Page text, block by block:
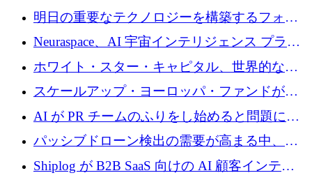
Modal Labsがロンドンオフィスを開設
明日の重要なテクノロジーを構築するフォト
ニクスのスケールアップに対応する
Neuraspace、AI 宇宙インテリジェンス プラッ
トフォームの拡大に 1,560 万ユーロを投資
ホワイト・スター・キャピタル、世界的なス
タートアップをシリーズAからBまで支援する
ために2億5,000万ドルのファンドIVを閉鎖
スケールアップ・ヨーロッパ・ファンドが初
の投資を行い、Iceeyeの10億ユーロのラウンド
を共同主導
AI が PR チームのふりをし始めると問題にな
ります
パッシブドローン検出の需要が高まる中、
Monava が資金調達ラウンドを終了
Shiplog が B2B SaaS 向けの AI 顧客インテリ